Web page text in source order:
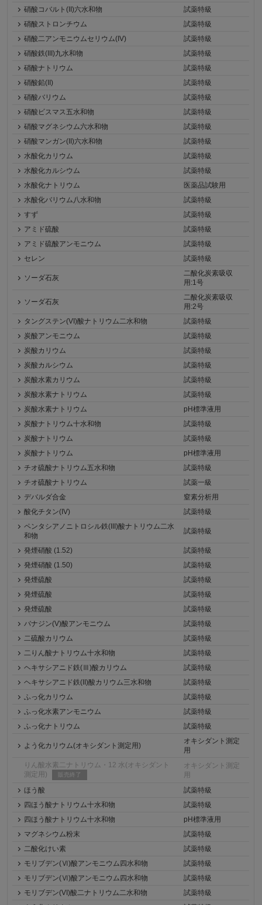
硝酸コバルト(II)六水和物
試薬特級
硝酸ストロンチウム
試薬特級
硝酸二アンモニウムセリウム(IV)
試薬特級
硝酸鉄(III)九水和物
試薬特級
硝酸ナトリウム
試薬特級
硝酸鉛(II)
試薬特級
硝酸バリウム
試薬特級
硝酸ビスマス五水和物
試薬特級
硝酸マグネシウム六水和物
試薬特級
硝酸マンガン(II)六水和物
試薬特級
水酸化カリウム
試薬特級
水酸化カルシウム
試薬特級
水酸化ナトリウム
医薬品試験用
水酸化バリウム八水和物
試薬特級
すず
試薬特級
アミド硫酸
試薬特級
アミド硫酸アンモニウム
試薬特級
セレン
試薬特級
ソーダ石灰
二酸化炭素吸収
用:1号
ソーダ石灰
二酸化炭素吸収
用:2号
タングステン(VI)酸ナトリウム二水和物
試薬特級
炭酸アンモニウム
試薬特級
炭酸カリウム
試薬特級
炭酸カルシウム
試薬特級
炭酸水素カリウム
試薬特級
炭酸水素ナトリウム
試薬特級
炭酸水素ナトリウム
pH標準液用
炭酸ナトリウム十水和物
試薬特級
炭酸ナトリウム
試薬特級
炭酸ナトリウム
pH標準液用
チオ硫酸ナトリウム五水和物
試薬特級
チオ硫酸ナトリウム
試薬一級
デバルダ合金
窒素分析用
酸化チタン(IV)
試薬特級
ペンタシアノニトロシル鉄(III)酸ナトリウム二水
和物
試薬特級
発煙硝酸 (1.52)
試薬特級
発煙硝酸 (1.50)
試薬特級
発煙硫酸
試薬特級
発煙硫酸
試薬特級
発煙硫酸
試薬特級
バナジン(V)酸アンモニウム
試薬特級
二硫酸カリウム
試薬特級
二りん酸ナトリウム十水和物
試薬特級
ヘキサシアニド鉄(Ⅲ)酸カリウム
試薬特級
ヘキサシアニド鉄(II)酸カリウム三水和物
試薬特級
ふっ化カリウム
試薬特級
ふっ化水素アンモニウム
試薬特級
ふっ化ナトリウム
試薬特級
よう化カリウム(オキシダント測定用)
オキシダント測定
用
りん酸水素二ナトリウム・12 水(オキシダント
測定用)
販売終了
オキシダント測定
用
ほう酸
試薬特級
四ほう酸ナトリウム十水和物
試薬特級
四ほう酸ナトリウム十水和物
pH標準液用
マグネシウム粉末
試薬特級
二酸化けい素
試薬特級
モリブデン(Ⅵ)酸アンモニウム四水和物
試薬特級
モリブデン(Ⅵ)酸アンモニウム四水和物
試薬特級
モリブデン(VI)酸二ナトリウム二水和物
試薬特級